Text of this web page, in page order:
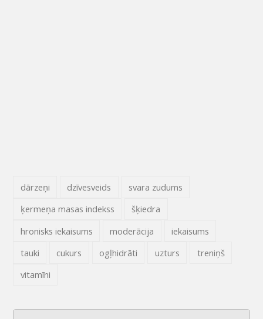
dārzeņi dzīvesveids
svara zudums
ķermeņa masas indekss
šķiedra
hronisks iekaisums
moderācija
iekaisums
tauki
cukurs ogļhidrāti uzturs
treniņš
vitamīni